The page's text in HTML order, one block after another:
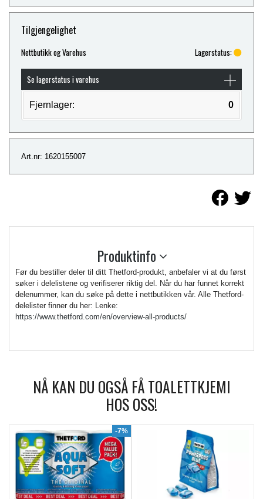
Tilgjengelighet
Nettbutikk og Varehus Lagerstatus:
Se lagerstatus i varehus
Fjernlager: 0
Art.nr: 1620155007
Produktinfo
Før du bestiller deler til ditt Thetford-produkt, anbefaler vi at du først
søker i delelistene og verifiserer riktig del. Når du har funnet korrekt
delenummer, kan du søke på dette i nettbutikken vår. Alle Thetford-
delelister finner du her: Lenke:
https://www.thetford.com/en/overview-all-products/
NÅ KAN DU OGSÅ FÅ TOALETTKJEMI
HOS OSS!
-7%